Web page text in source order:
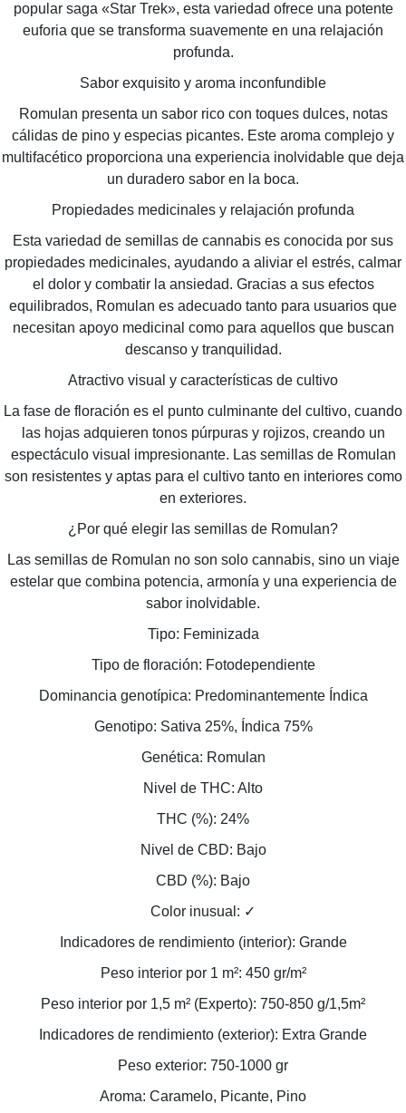
popular saga «Star Trek», esta variedad ofrece una potente
euforia que se transforma suavemente en una relajación
profunda.
Sabor exquisito y aroma inconfundible
Romulan presenta un sabor rico con toques dulces, notas
cálidas de pino y especias picantes. Este aroma complejo y
multifacético proporciona una experiencia inolvidable que deja
un duradero sabor en la boca.
Propiedades medicinales y relajación profunda
Esta variedad de semillas de cannabis es conocida por sus
propiedades medicinales, ayudando a aliviar el estrés, calmar
el dolor y combatir la ansiedad. Gracias a sus efectos
equilibrados, Romulan es adecuado tanto para usuarios que
necesitan apoyo medicinal como para aquellos que buscan
descanso y tranquilidad.
Atractivo visual y características de cultivo
La fase de floración es el punto culminante del cultivo, cuando
las hojas adquieren tonos púrpuras y rojizos, creando un
espectáculo visual impresionante. Las semillas de Romulan
son resistentes y aptas para el cultivo tanto en interiores como
en exteriores.
¿Por qué elegir las semillas de Romulan?
Las semillas de Romulan no son solo cannabis, sino un viaje
estelar que combina potencia, armonía y una experiencia de
sabor inolvidable.
Tipo: Feminizada
Tipo de floración: Fotodependiente
Dominancia genotípica: Predominantemente Índica
Genotipo: Sativa 25%, Índica 75%
Genética: Romulan
Nivel de THC: Alto
THC (%): 24%
Nivel de CBD: Bajo
CBD (%): Bajo
Color inusual: ✓
Indicadores de rendimiento (interior): Grande
Peso interior por 1 m²: 450 gr/m²
Peso interior por 1,5 m² (Experto): 750-850 g/1,5m²
Indicadores de rendimiento (exterior): Extra Grande
Peso exterior: 750-1000 gr
Aroma: Caramelo, Picante, Pino